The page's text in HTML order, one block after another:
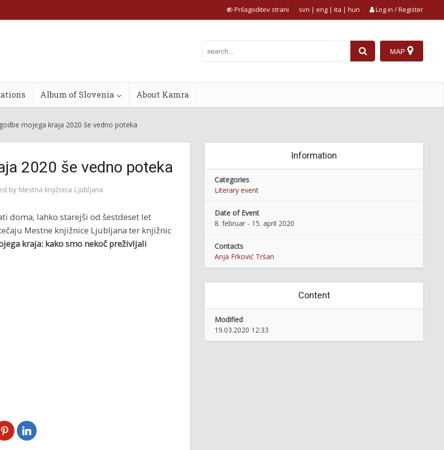
Prilagoditev strani Log in / Register
svn | eng | ita | hun
MAP
Album of Slovenia About Kamra
mojega kraja 2020 še vedno poteka
2020 še vedno poteka
by Mestna knjižnica Ljubljana
doma, lahko starejši od šestdeset let
Mestne knjižnice Ljubljana ter knjižnic
kraja: kako smo nekoč preživljali
Information
Categories
Literary event
Date of Event
8. februar - 15. april 2020
Contacts
Anja Frković Tršan
Content
Modified
19.03.2020 12:33